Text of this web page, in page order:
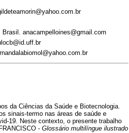
anacampelloines@gmail.com
da Ciências da Saúde e Biotecnologia.
sinais-termo nas áreas de saúde e
19. Neste contexto, o presente trabalho
- Glossário multilíngue ilustrado